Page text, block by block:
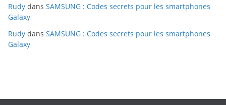
Rudy dans SAMSUNG : Codes secrets pour les smartphones
Galaxy
Rudy dans SAMSUNG : Codes secrets pour les smartphones
Galaxy